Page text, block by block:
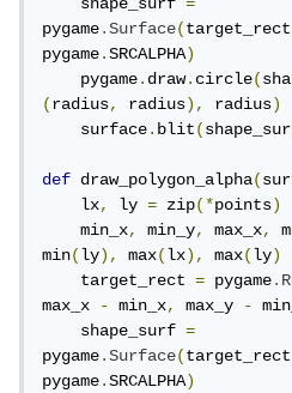
أو يمكنك أن تستعمل التابع set_alpha أيضًا للحصول على نفس
vertical_line = pygame.
pygame.SRCALPHA
    shape_surf
=
pygame.Surface(
pygame.SRCALPHA)
    pygame
.draw.circle(
(radius, radius), radius)
    surface
.blit(
def draw_polygon_alpha(
    lx
, ly = zip(*points)
    min_x
, min_y, max_x,
min(ly), max(lx), max(ly)
    target_rect
= pygame.
max_x - min_x, max_y -
    shape_surf
=
pygame.Surface(
pygame.SRCALPHA)